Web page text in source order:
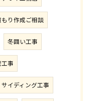
もり作成ご相談
冬囲い工事
事
サイディング工事